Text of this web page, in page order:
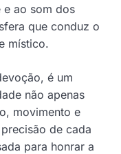
e ao som dos
que conduz o
místico.
é um
não apenas
movimento e
de cada
para honrar a